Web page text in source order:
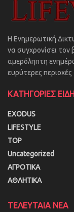
Η Ενημερωτική
να συγχρονίσει τον
αμερόληπτη
ευρύτερες
ΚΑΤΗΓΟΡΙΕΣ
EXODUS
LIFESTYLE
TOP
Uncategorized
ΑΓΡΟΤΙΚΑ
ΑΘΛΗΤΙΚΑ
ΤΕΛΕΥΤΑΙΑ ΝΕΑ